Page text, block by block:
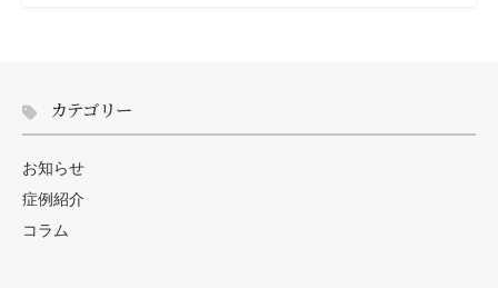
カテゴリー
お知らせ
症例紹介
コラム